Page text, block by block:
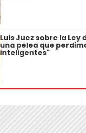
Luis Juez sobre la Ley
una pelea que
inteligentes"